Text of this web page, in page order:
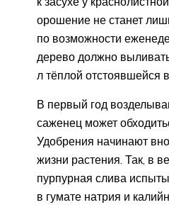
орошение не станет
по возможности
дерево должно
л тёплой отстоявшейся
В первый год
саженец может
Удобрения начинают
жизни растения. Так, в
пурпурная слива
в гумате натрия и